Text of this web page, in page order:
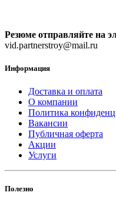
Резюме отправляйте на
vid.partnerstroy@mail.ru
Информация
Доставка и оплата
О компании
Политика
Вакансии
Публичная оферта
Акции
Услуги
Полезно